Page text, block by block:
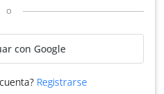
o
con Google
Registrarse